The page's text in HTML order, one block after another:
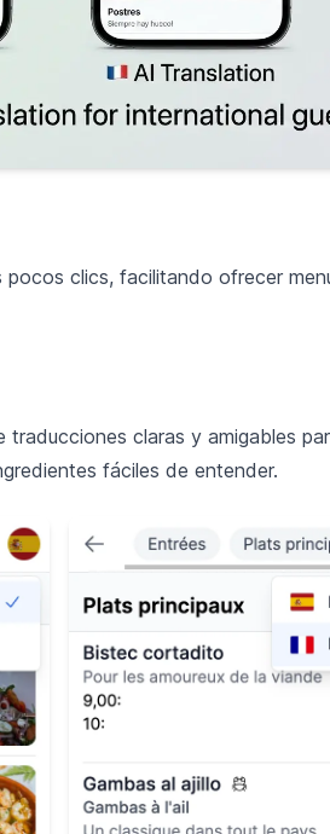
clics, facilitando ofrecer
claras y amigables
fáciles de entender.